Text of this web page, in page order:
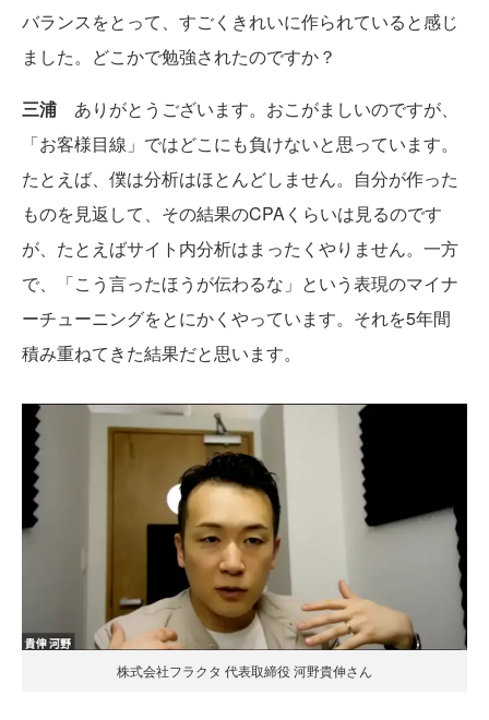
バランスをとって、すごくきれいに作られていると感じ
ました。どこかで勉強されたのですか？
三浦 ありがとうございます。おこがましいのですが、
「お客様目線」ではどこにも負けないと思っています。
たとえば、僕は分析はほとんどしません。自分が作った
ものを見返して、その結果のCPAくらいは見るのです
が、たとえばサイト内分析はまったくやりません。一方
で、「こう言ったほうが伝わるな」という表現のマイナ
ーチューニングをとにかくやっています。それを5年間
積み重ねてきた結果だと思います。
株式会社フラクタ 代表取締役 河野貴伸さん